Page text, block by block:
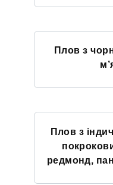
Плов з
Плов з
редмонд,